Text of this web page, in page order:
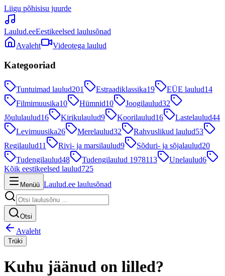
Liigu põhisisu juurde
Laulud.eeEestikeelsed laulusõnad
Avaleht
Videotega laulud
Kategooriad
Tuntuimad laulud201 Estraadiklassika19 EÜE laulud14
Filmimuusika10 Hümnid10 Joogilaulud32
Jõululaulud16 Kirikulaulud9 Koorilaulud16 Lastelaulud44
Levimuusika26 Merelaulud32 Rahvuslikud laulud53
Regilaulud11 Rivi- ja marsilaulud9 Sõduri- ja sõjalaulud20
Tudengilaulud48 Tudengilaulud 1978113 Unelaulud6
Kõik eestikeelsed laulud725
Menüü Laulud.ee laulusõnad
Otsi
Avaleht
Trüki
Kuhu jäänud on lilled?